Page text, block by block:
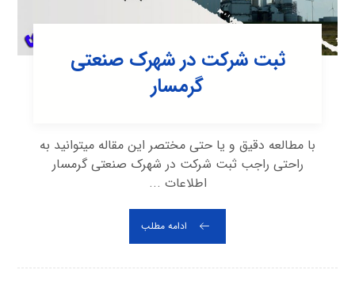
ثبت شرکت در شهرک صنعتی
گرمسار
با مطالعه دقیق و یا حتی مختصر این مقاله میتوانید به
راحتی راجب ثبت شرکت در شهرک صنعتی گرمسار
اطلاعات ...
ادامه مطلب